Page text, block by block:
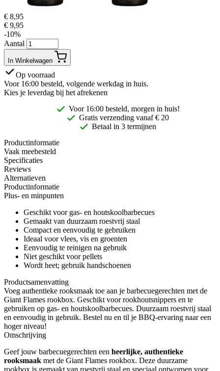
€ 8,95
€ 9,95
-10%
Aantal
In Winkelwagen
Op voorraad
Voor 16:00 besteld, volgende werkdag in huis.
Kies je leverdag bij het afrekenen
Voor 16:00 besteld, morgen in huis!
Gratis verzending vanaf € 20
Betaal in 3 termijnen
Productinformatie
Vaak meebesteld
Specificaties
Reviews
Alternatieven
Productinformatie
Plus- en minpunten
Geschikt voor gas- en houtskoolbarbecues
Gemaakt van duurzaam roestvrij staal
Compact en eenvoudig te gebruiken
Ideaal voor vlees, vis en groenten
Eenvoudig te reinigen na gebruik
Niet geschikt voor pellets
Wordt heet; gebruik handschoenen
Productsamenvatting
Voeg authentieke rooksmaak toe aan je barbecuegerechten met de
Giant Flames rookbox. Geschikt voor rookhoutsnippers en te
gebruiken op gas- en houtskoolbarbecues. Duurzaam roestvrij staal
en eenvoudig in gebruik. Bestel nu en til je BBQ-ervaring naar een
hoger niveau!
Omschrijving
Geef jouw barbecuegerechten een heerlijke, authentieke
rooksmaak met de Giant Flames rookbox. Deze duurzame
rookbox is gemaakt van roestvrij staal en speciaal ontworpen voor